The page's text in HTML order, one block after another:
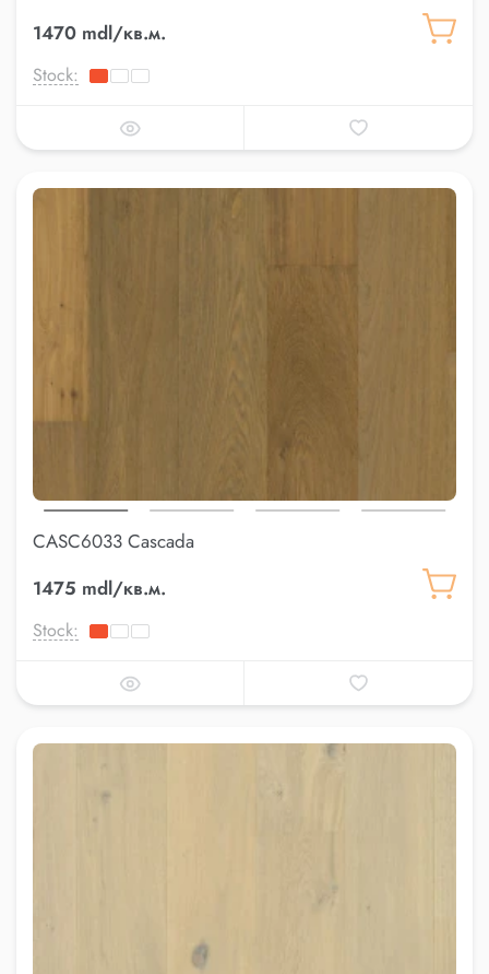
1470 mdl/кв.м.
Stock:
CASC6033 Cascada
1475 mdl/кв.м.
Stock: